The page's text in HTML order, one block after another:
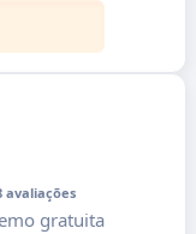
avaliações
gratuita